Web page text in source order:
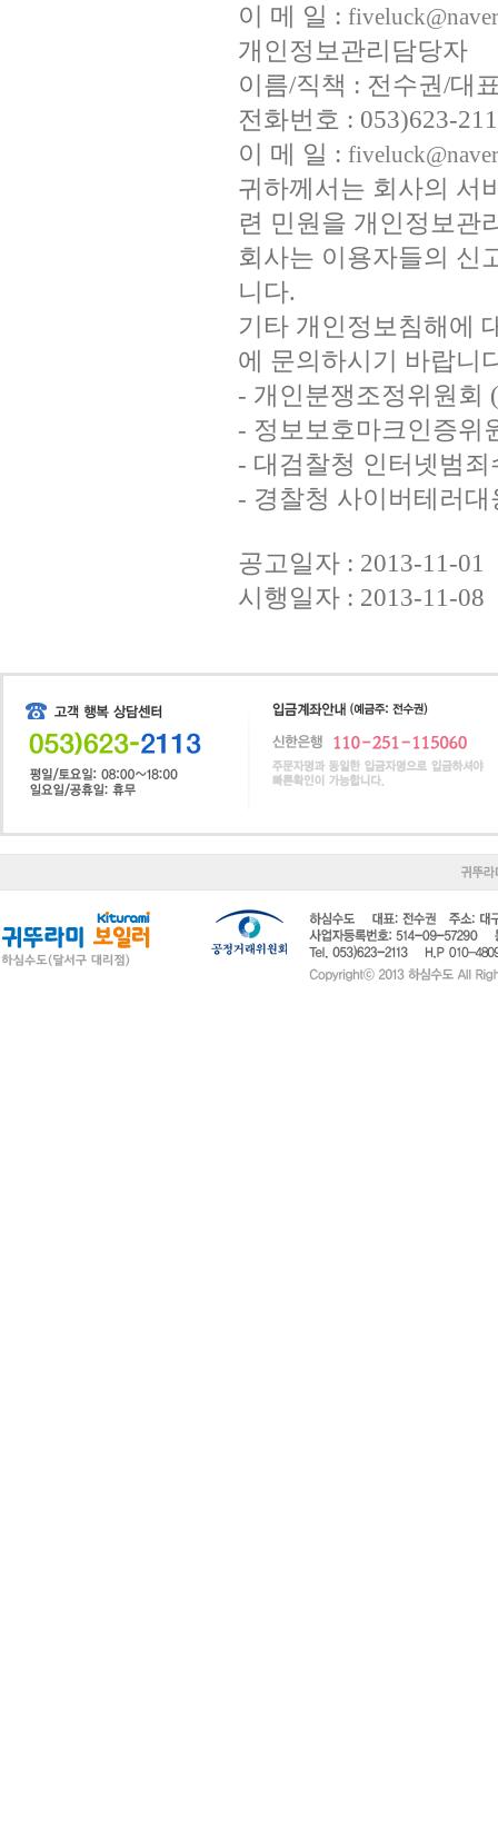
이 메 일 :
개인정보관리담당자
이름/직책 : 전수권/대
전화번호 : 053)623-
이 메 일 :
귀하께서는 회사의 서
련 민원을 개인정보관
회사는 이용자들의 신
니다.
기타 개인정보침해에
에 문의하시기 바랍니
- 개인분쟁조정위원회 (
- 정보보호마크인증위
- 대검찰청 인터넷범
- 경찰청 사이버테러대
공고일자 : 2013-11-01
시행일자 : 2013-11-08